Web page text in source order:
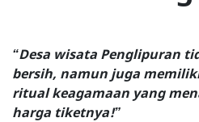
“Desa wisata Penglipuran
bersih, namun juga
ritual keagamaan yang
harga tiketnya!”